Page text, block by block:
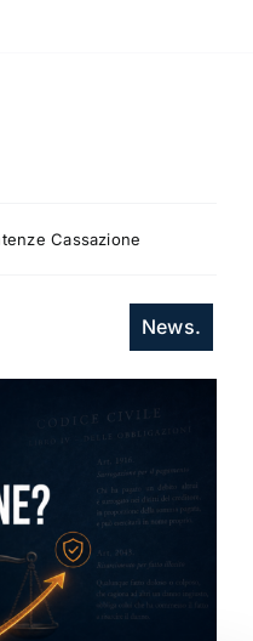
Cassazione
News.